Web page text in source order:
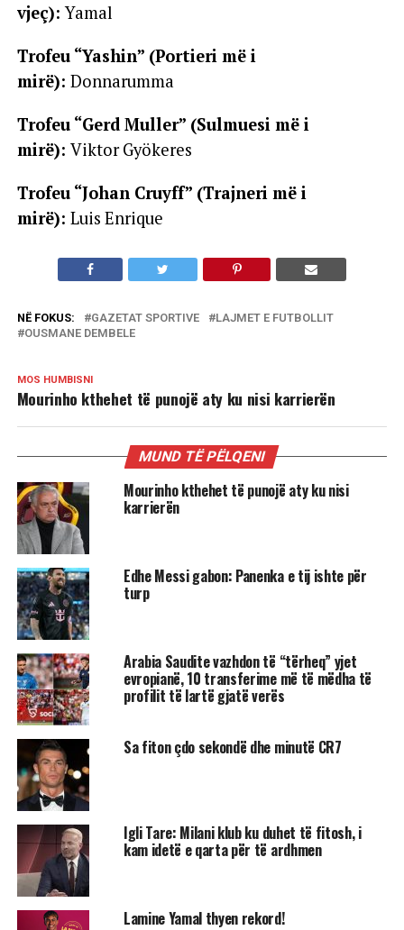
vjeç):Yamal
Trofeu “Yashin” (Portieri më i
mirë): Donnarumma
Trofeu “Gerd Muller” (Sulmuesi më i
mirë): Viktor Gyökeres
Trofeu “Johan Cruyff” (Trajneri më i
mirë): Luis Enrique
NË FOKUS: GAZETAT SPORTIVE
LAJMET E FUTBOLLIT
OUSMANE DEMBELE
MOS HUMBISNI
Mourinho kthehet të punojë aty ku nisi karrierën
MUND TË PËLQENI
Mourinho kthehet të punojë aty ku nisi
karrierën
Edhe Messi gabon: Panenka e tij ishte për
turp
Arabia Saudite vazhdon të “tërheq” yjet
evropianë, 10 transferime më të mëdha të
profilit të lartë gjatë verës
Sa fiton çdo sekondë dhe minutë CR7
Igli Tare: Milani klub ku duhet të fitosh, i
kam idetë e qarta për të ardhmen
Lamine Yamal thyen rekord!